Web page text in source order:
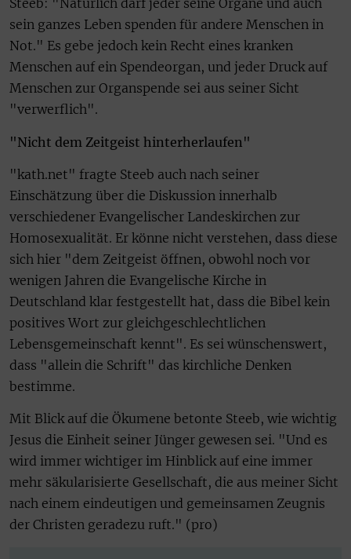
Steeb: "Natürlich darf jeder seine Organe und auch
sein ganzes Leben spenden für andere Menschen in
Not." Es gebe jedoch kein Recht eines kranken
Menschen auf ein Spendeorgan, und jeder Druck auf
Menschen zur Organspende sei aus seiner Sicht
"verwerflich".
"Nicht dem Zeitgeist hinterherlaufen"
"kath.net" fragte Steeb auch nach seiner
Einschätzung über die Diskussion innerhalb
verschiedener Evangelischer Landeskirchen zur
Homosexualität. Er könne nicht verstehen, dass diese
sich hier "dem Zeitgeist öffnen, obwohl noch vor
wenigen Jahren die Evangelische Kirche in
Deutschland klar festgestellt hat, dass die Bibel kein
positives Wort zur gleichgeschlechtlichen
Lebensgemeinschaft kennt". Es sei wünschenswert,
dass "allein die Schrift" das kirchliche Denken
bestimme.
Mit Blick auf die Ökumene betonte Steeb, wie wichtig
Jesus die Einheit seiner Jünger gewesen sei. "Und es
wird immer wichtiger im Hinblick auf eine immer
mehr säkularisierte Gesellschaft, die aus meiner Sicht
nach einem eindeutigen und gemeinsamen Zeugnis
der Christen geradezu ruft." (pro)